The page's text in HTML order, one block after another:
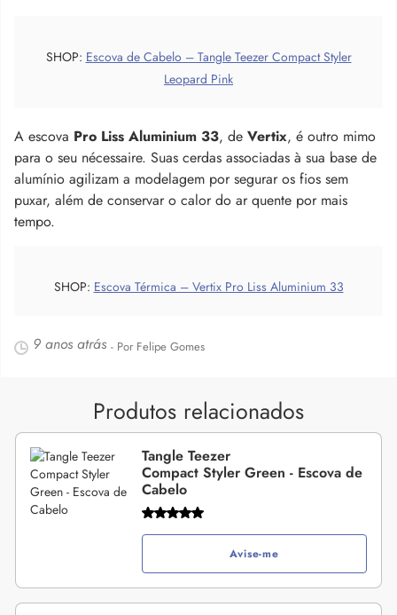
SHOP: Escova de Cabelo – Tangle Teezer Compact Styler
Leopard Pink
A escova Pro Liss Aluminium 33, de Vertix, é outro mimo
para o seu nécessaire. Suas cerdas associadas à sua base de
alumínio agilizam a modelagem por segurar os fios sem
puxar, além de conservar o calor do ar quente por mais
tempo.
SHOP: Escova Térmica – Vertix Pro Liss Aluminium 33
9 anos atrás - Por Felipe Gomes
Produtos relacionados
Tangle Teezer
Compact Styler Green - Escova de
Cabelo
Avise-me